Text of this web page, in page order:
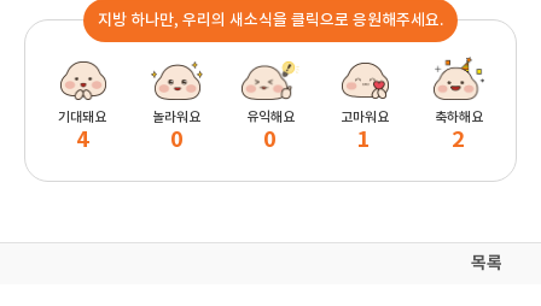
지방 하나만, 우리의 새소식을 클릭으로 응원해주세요.
기대돼요
4
놀라워요
0
유익해요
0
고마워요
1
축하해요
2
목록